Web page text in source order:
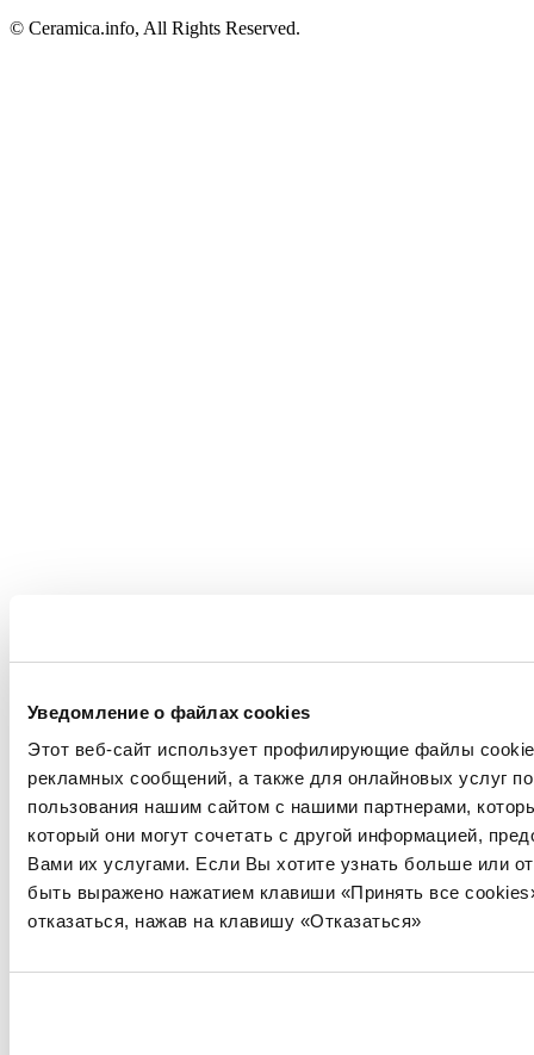
Уведомление о файлах cookies
Этот веб-сайт использует профилирующие файлы
рекламных сообщений, а также для онлайновых услуг
пользования нашим сайтом с нашими партнерами,
который они могут сочетать с другой информацией,
Вами их услугами. Если Вы хотите узнать больше или
быть выражено нажатием клавиши «Принять все
отказаться, нажав на клавишу «Отказаться»
© Ceramica.info, All Rights Reserved.